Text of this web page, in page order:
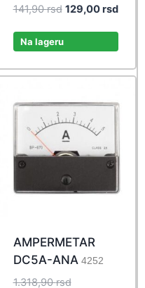
141,90rsd Original
129,00rsd
Na lageru
AMPERMETAR
DC5A-ANA 4252
1.318,90rsdOriginal